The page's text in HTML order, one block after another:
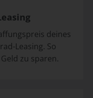
deines
Leasing. So
zu sparen.